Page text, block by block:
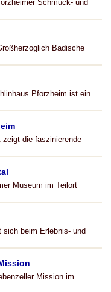
Schmuck- und
Badische
Pforzheim ist ein
die faszinierende
Museum im Teilort
sich beim Erlebnis- und
Mission im